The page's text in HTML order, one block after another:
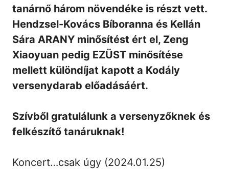
tanárnő három növendéke is részt vett.
Hendzsel-Kovács Bíboranna és Kellán
Sára ARANY minősítést ért el, Zeng
Xiaoyuan pedig EZÜST minősítése
mellett különdíjat kapott a Kodály
versenydarab előadásáért.
Szívből gratulálunk a versenyzőknek és
felkészítő tanáruknak!
Koncert…csak úgy (2024.01.25)